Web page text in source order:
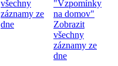
všechny
záznamy ze
dne
"Vzpomínky
na domov"
Zobrazit
všechny
záznamy ze
dne